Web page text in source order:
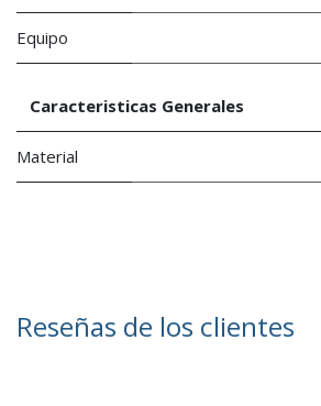
Equipo
Caracteristicas Generales
Material
Reseñas de los clientes